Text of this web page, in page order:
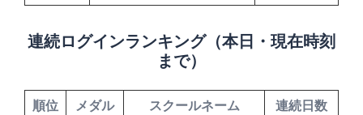
連続ログインランキング（本日・現在時刻
まで）
順位 メダル スクールネーム
連続日数